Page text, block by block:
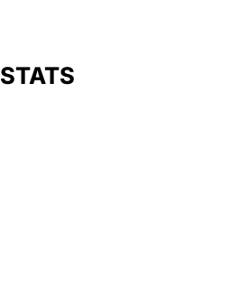
STATS